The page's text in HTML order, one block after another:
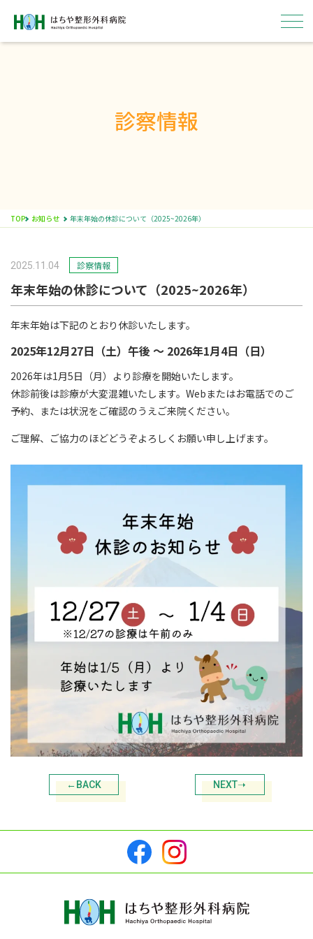
病院概要
採用情報
医療関係者の方へ ENGLISH
スポーツ班
はちやの治療・手術について
お知らせ
よくあるご質問
初診受付時間
月曜 - 金曜 9:00 - 12:00 / 14:30 - 17:00
[ 受付
診察情報
TOP お知らせ 年末年始の休診について（2025~2026年）
2025.11.04 診察情報
年末年始の休診について（2025~2026年）
年末年始は下記のとおり休診いたします。
2025年12月27日（土）午後 ～ 2026年1月4日（日）
2026年は1月5日（月）より診療を開始いたします。
休診前後は診療が大変混雑いたします。Webまたはお電話でのご
予約、または状況をご確認のうえご来院ください。
ご理解、ご協力のほどどうぞよろしくお願い申し上げます。
←BACK NEXT➝